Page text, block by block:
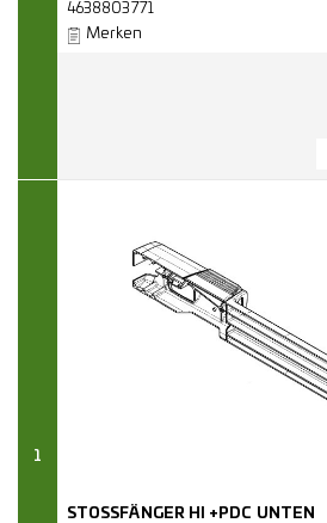
4638803771
Merken
1
STOSSFÄNGER HI +PDC UNTEN